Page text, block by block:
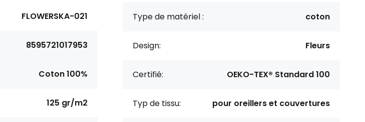
FLOWERSKA-021
8595721017953
Coton 100%
125 gr/m2
Type de matériel : coton
Design: Fleurs
Certifié: OEKO-TEX® Standard 100
Typ de tissu: pour oreillers et couvertures